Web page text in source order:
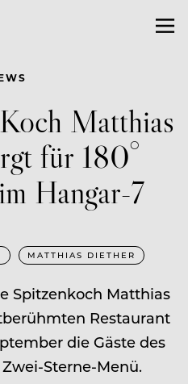
Matthias
für 180°
Hangar-7
MATTHIAS DIETHER
Spitzenkoch Matthias
Restaurant
die Gäste des
Sterne-Menü.